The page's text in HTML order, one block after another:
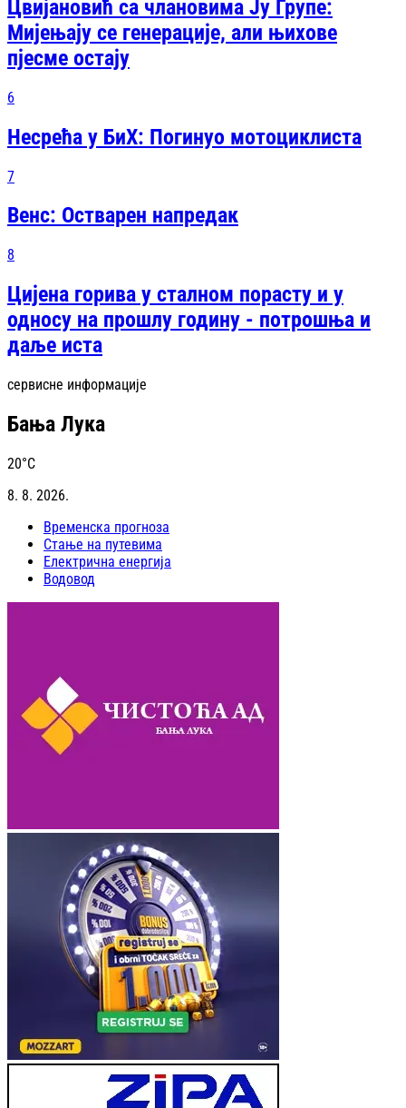
Цвијановић са члановима Ју Групе:
Мијењају се генерације, али њихове
пјесме остају
6
Несрећа у БиХ: Погинуо мотоциклиста
7
Венс: Остварен напредак
8
Цијена горива у сталном порасту и у
односу на прошлу годину - потрошња и
даље иста
сервисне информације
Бања Лука
20°C
8. 8. 2026.
Временска прогноза
Стање на путевима
Електрична енергија
Водовод